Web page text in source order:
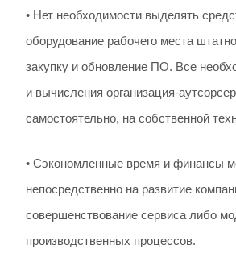
• Нет необходимости выделять
оборудование рабочего места
закупку и обновление ПО. Все
и вычисления организация-
самостоятельно, на собственной
• Сэкономленные время и финансы
непосредственно на развитие
совершенствование сервиса либо
производственных процессов.